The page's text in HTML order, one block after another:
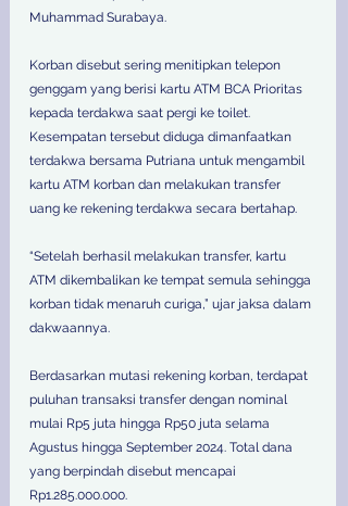
Muhammad Surabaya.
Korban disebut sering menitipkan telepon
genggam yang berisi kartu ATM BCA Prioritas
kepada terdakwa saat pergi ke toilet.
Kesempatan tersebut diduga dimanfaatkan
terdakwa bersama Putriana untuk mengambil
kartu ATM korban dan melakukan transfer
uang ke rekening terdakwa secara bertahap.
“Setelah berhasil melakukan transfer, kartu
ATM dikembalikan ke tempat semula sehingga
korban tidak menaruh curiga,” ujar jaksa dalam
dakwaannya.
Berdasarkan mutasi rekening korban, terdapat
puluhan transaksi transfer dengan nominal
mulai Rp5 juta hingga Rp50 juta selama
Agustus hingga September 2024. Total dana
yang berpindah disebut mencapai
Rp1.285.000.000.